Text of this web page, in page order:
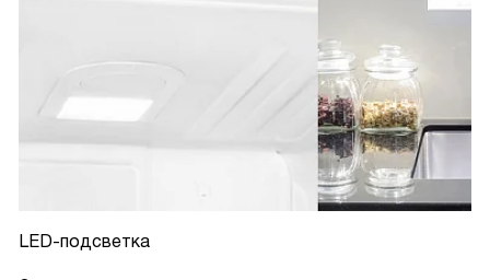
LED-подсветка